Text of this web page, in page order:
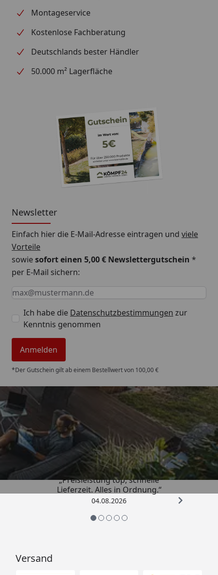
Montageservice
Kostenlose Fachberatung
Deutschlands bester Händler
50.000 m² Lagerfläche
Newsletter
Einfach hier die E-Mail-Adresse eintragen und viele
Vorteile
sowiesofort einen 5,00 € Newslettergutschein *
per E-Mail sichern:
Keine Eingabe erforderlich
Eingabe erforderlich
E-Mail *
Ich habe die Datenschutzbestimmungen zur
Kenntnis genommen
Anmelden
*Der Gutschein gilt ab einem Bestellwert von 100,00 €
Trusted Shops
4,85/ 5
„Preisleistung top, schnelle
Lieferzeit. Alles in Ordnung.“
04.08.2026
Versand